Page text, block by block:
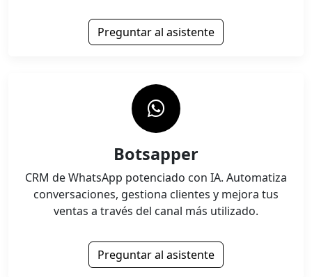
Preguntar al asistente
Botsapper
CRM de WhatsApp potenciado con IA. Automatiza
conversaciones, gestiona clientes y mejora tus
ventas a través del canal más utilizado.
Preguntar al asistente